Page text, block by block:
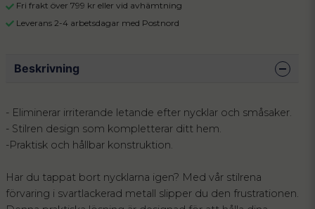
Fri frakt över 799 kr eller vid avhämtning
Leverans 2-4 arbetsdagar med Postnord
Beskrivning
- Eliminerar irriterande letande efter nycklar och småsaker.
- Stilren design som kompletterar ditt hem.
-Praktisk och hållbar konstruktion.
Har du tappat bort nycklarna igen? Med vår stilrena
förvaring i svartlackerad metall slipper du den frustrationen.